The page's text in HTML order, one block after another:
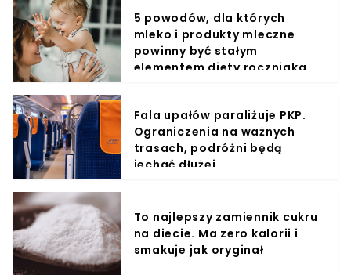
5 powodów, dla których
mleko i produkty mleczne
powinny być stałym
elementem diety roczniaka
Fala upałów paraliżuje PKP.
Ograniczenia na ważnych
trasach, podróżni będą
jechać dłużej
To najlepszy zamiennik cukru
na diecie. Ma zero kalorii i
smakuje jak oryginał